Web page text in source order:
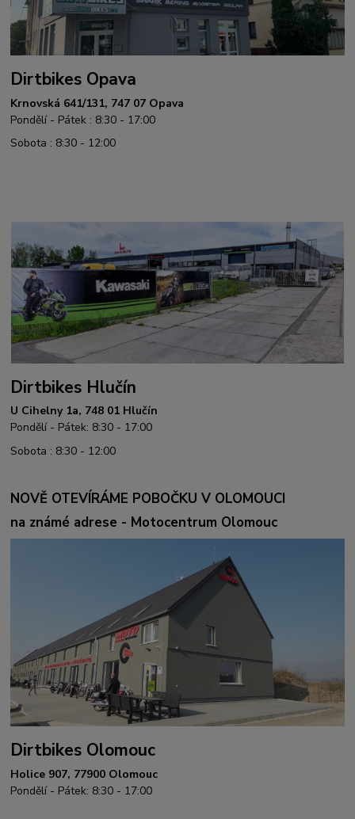
Dirtbikes Opava
Krnovská 641/131, 747 07 Opava
Pondělí - Pátek : 8:30 - 17:00
Sobota : 8:30 - 12:00
Dirtbikes Hlučín
U Cihelny 1a, 748 01 Hlučín
Pondělí - Pátek: 8:30 - 17:00
Sobota : 8:30 - 12:00
NOVĚ OTEVÍRÁME POBOČKU V OLOMOUCI
na známé adrese - Motocentrum Olomouc
Dirtbikes Olomouc
Holice 907, 77900 Olomouc
Pondělí - Pátek: 8:30 - 17:00